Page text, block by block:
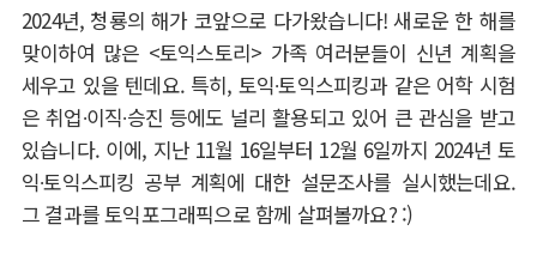
2024년, 청룡의 해가 코앞으로 다가왔습니다! 새로운 한 해를
맞이하여 많은 <토익스토리> 가족 여러분들이 신년 계획을
세우고 있을 텐데요. 특히, 토익∙토익스피킹과 같은 어학 시험
은 취업∙이직∙승진 등에도 널리 활용되고 있어 큰 관심을 받고
있습니다. 이에, 지난 11월 16일부터 12월 6일까지 2024년 토
익∙토익스피킹 공부 계획에 대한 설문조사를 실시했는데요.
그 결과를 토익포그래픽으로 함께 살펴볼까요? :)